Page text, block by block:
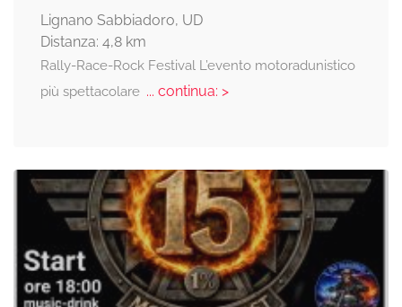
Lignano Sabbiadoro, UD
Distanza: 4,8 km
Rally-Race-Rock Festival L’evento motoradunistico
più spettacolare... continua: >